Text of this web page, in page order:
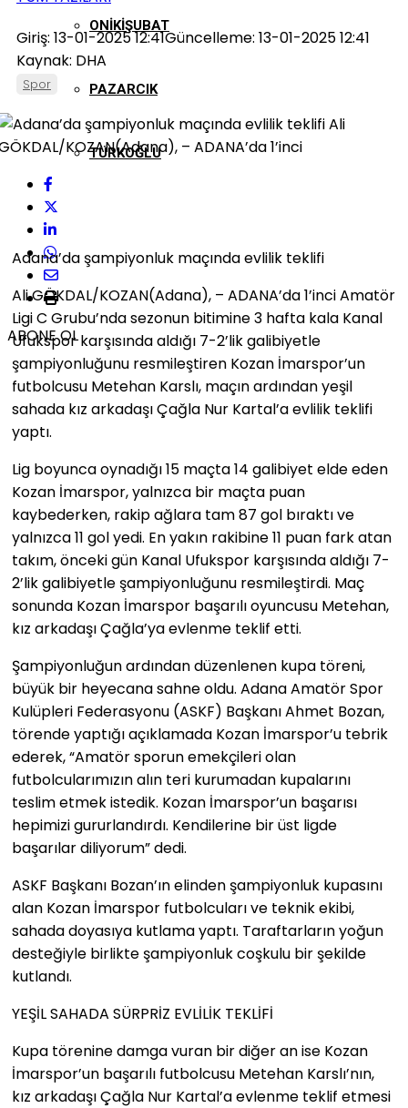
ONIKIŞUBAT
PAZARCIK
TÜRKOĞLU
Giriş: 13-01-2025 12:41Güncelleme: 13-01-2025 12:41
Kaynak: DHA
Spor
ABONE OL
Adana’da şampiyonluk maçında evlilik teklifi
Ali GÖKDAL/KOZAN(Adana), – ADANA’da 1’inci Amatör
Ligi C Grubu’nda sezonun bitimine 3 hafta kala Kanal
Ufukspor karşısında aldığı 7-2’lik galibiyetle
şampiyonluğunu resmileştiren Kozan İmarspor’un
futbolcusu Metehan Karslı, maçın ardından yeşil
sahada kız arkadaşı Çağla Nur Kartal’a evlilik teklifi
yaptı.
Lig boyunca oynadığı 15 maçta 14 galibiyet elde eden
Kozan İmarspor, yalnızca bir maçta puan
kaybederken, rakip ağlara tam 87 gol bıraktı ve
yalnızca 11 gol yedi. En yakın rakibine 11 puan fark atan
takım, önceki gün Kanal Ufukspor karşısında aldığı 7-
2’lik galibiyetle şampiyonluğunu resmileştirdi. Maç
sonunda Kozan İmarspor başarılı oyuncusu Metehan,
kız arkadaşı Çağla’ya evlenme teklif etti.
Şampiyonluğun ardından düzenlenen kupa töreni,
büyük bir heyecana sahne oldu. Adana Amatör Spor
Kulüpleri Federasyonu (ASKF) Başkanı Ahmet Bozan,
törende yaptığı açıklamada Kozan İmarspor’u tebrik
ederek, “Amatör sporun emekçileri olan
futbolcularımızın alın teri kurumadan kupalarını
teslim etmek istedik. Kozan İmarspor’un başarısı
hepimizi gururlandırdı. Kendilerine bir üst ligde
başarılar diliyorum” dedi.
ASKF Başkanı Bozan’ın elinden şampiyonluk kupasını
alan Kozan İmarspor futbolcuları ve teknik ekibi,
sahada doyasıya kutlama yaptı. Taraftarların yoğun
desteğiyle birlikte şampiyonluk coşkulu bir şekilde
kutlandı.
YEŞİL SAHADA SÜRPRİZ EVLİLİK TEKLİFİ
Kupa törenine damga vuran bir diğer an ise Kozan
İmarspor’un başarılı futbolcusu Metehan Karslı’nın,
kız arkadaşı Çağla Nur Kartal’a evlenme teklif etmesi